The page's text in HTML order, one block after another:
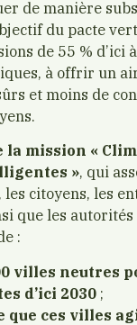
de manière
du pacte
de 55 % d’ici
à offrir un
et moins de
la mission «
», qui
citoyens, les
que les
:
villes neutres
d’ici 2030 ;
que ces villes